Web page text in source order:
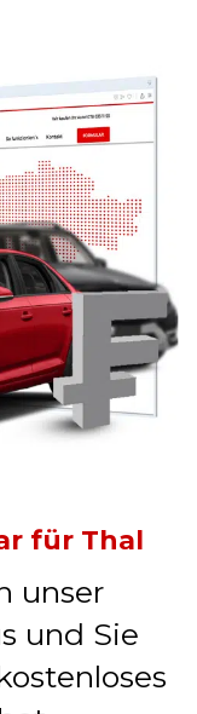
für Thal
unser
und Sie